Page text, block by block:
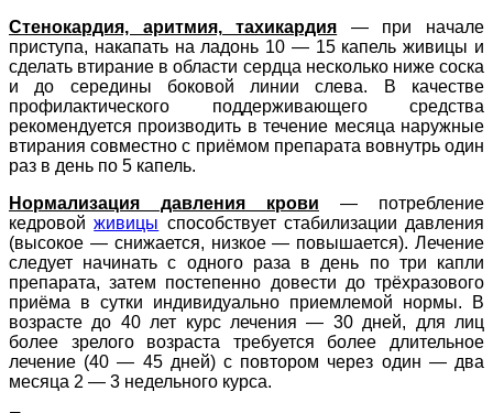
Стенокардия, аритмия, тахикардия
— при начале
приступа, накапать на ладонь 10 — 15 капель живицы и
сделать втирание в области сердца несколько ниже соска
и до середины боковой линии слева. В качестве
профилактического поддерживающего средства
рекомендуется производить в течение месяца наружные
втирания совместно с приёмом препарата вовнутрь один
раз в день по 5 капель.
Нормализация давления крови — потребление
кедровойживицы способствует стабилизации давления
(высокое — снижается, низкое — повышается). Лечение
следует начинать с одного раза в день по три капли
препарата, затем постепенно довести до трёхразового
приёма в сутки индивидуально приемлемой нормы. В
возрасте до 40 лет курс лечения — 30 дней, для лиц
более зрелого возраста требуется более длительное
лечение (40 — 45 дней) с повтором через один — два
месяца 2 — 3 недельного курса.